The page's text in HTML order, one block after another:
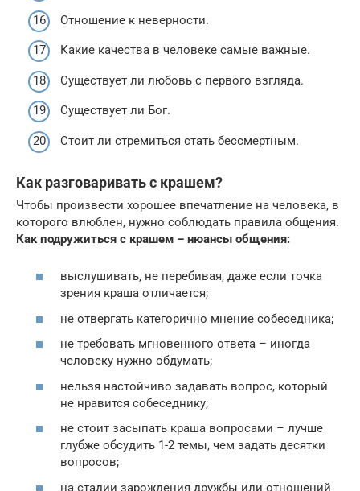
Отношение к неверности.
Какие качества в человеке самые важные.
Существует ли любовь с первого взгляда.
Существует ли Бог.
Стоит ли стремиться стать бессмертным.
Как разговаривать с крашем?
Чтобы произвести хорошее впечатление на человека, в
которого влюблен, нужно соблюдать правила общения.
Как подружиться с крашем – нюансы общения:
выслушивать, не перебивая, даже если точка
зрения краша отличается;
не отвергать категорично мнение собеседника;
не требовать мгновенного ответа – иногда
человеку нужно обдумать;
нельзя настойчиво задавать вопрос, который
не нравится собеседнику;
не стоит засыпать краша вопросами – лучше
глубже обсудить 1-2 темы, чем задать десятки
вопросов;
на стадии зарождения дружбы или отношений